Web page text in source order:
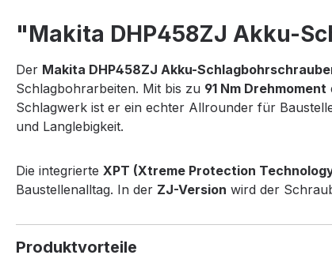
"Makita DHP458ZJ Akku-
Der Makita DHP458ZJ Akku-
Schlagbohrarbeiten. Mit bis zu 91 Nm Drehmoment
Schlagwerk ist er ein echter Allrounder für
und Langlebigkeit.
Die integrierte XPT (Xtreme Protection
Baustellenalltag. In der ZJ-Version wird der
Produktvorteile